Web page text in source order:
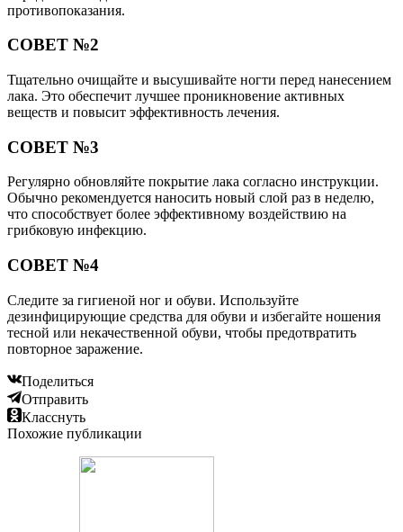
противопоказания.
СОВЕТ №2
Тщательно очищайте и высушивайте ногти перед нанесением
лака. Это обеспечит лучшее проникновение активных
веществ и повысит эффективность лечения.
СОВЕТ №3
Регулярно обновляйте покрытие лака согласно инструкции.
Обычно рекомендуется наносить новый слой раз в неделю,
что способствует более эффективному воздействию на
грибковую инфекцию.
СОВЕТ №4
Следите за гигиеной ног и обуви. Используйте
дезинфицирующие средства для обуви и избегайте ношения
тесной или некачественной обуви, чтобы предотвратить
повторное заражение.
Поделиться
Отправить
Класснуть
Похожие публикации